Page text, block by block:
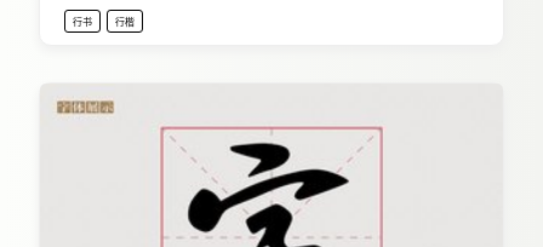
行书 行楷